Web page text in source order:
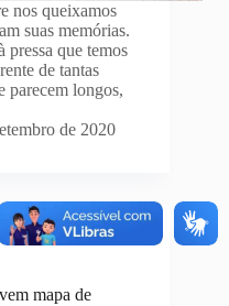
nos queixamos
suas memórias.
pressa que temos
de tantas
parecem longos,
de 2020
mapa de